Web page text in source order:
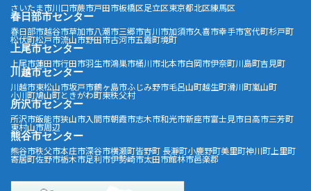
さいたま市川口市蕨市戸田市板橋区足立区東京都北区練馬区
春日部市センター
春日部市越谷市草加市八潮市三郷市吉川市加須市久喜市幸手市宮代町杉戸町
松伏町松戸市流山市野田市古河市五霞町境町
上尾市センター
上尾市蓮田市行田市羽生市鴻巣市桶川市北本市白岡市伊奈町川島町吉見町
川越市センター
川越市東松山市坂戸市鶴ヶ島市ふじみ野市毛呂山町越生町滑川町嵐山町
小川町鳩山町ときがわ町東秩父村
所沢市センター
所沢市飯能市狭山市入間市朝霞市志木市和光市新座市富士見市日高市三芳町
東村山市周辺
熊谷市センター
熊谷市秩父市本庄市深谷市横瀬町皆野町 長瀞町小鹿野町美里町神川町 上里町
寄居町佐野市栃木市足利市伊勢崎市太田市館林市邑楽郡